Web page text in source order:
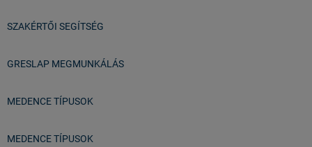
SZAKÉRTŐI SEGÍTSÉG
GRESLAP MEGMUNKÁLÁS
MEDENCE TÍPUSOK
MEDENCE TÍPUSOK